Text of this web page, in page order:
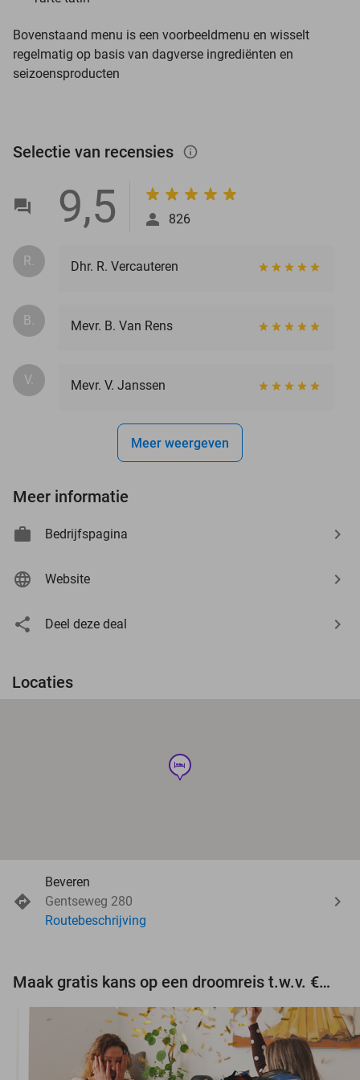
Bovenstaand menu is een voorbeeldmenu en wisselt
regelmatig op basis van dagverse ingrediënten en
seizoensproducten
Selectie van recensies info_outlined
9,5 826
R. Dhr. R. Vercauteren
B. Mevr. B. Van Rens
V. Mevr. V. Janssen
Meer weergeven
Meer informatie
Bedrijfspagina
Website
Deel deze deal
Locaties
hotel
Beveren
Gentseweg 280
Routebeschrijving
Maak gratis kans op een droomreis t.w.v. €3.000!